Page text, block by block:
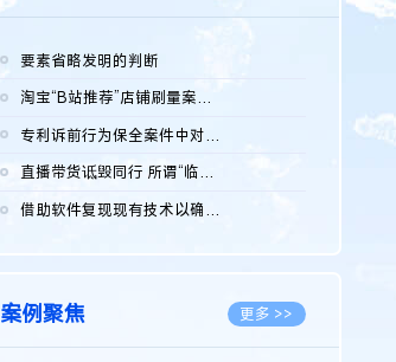
要素省略发明的判断
淘宝“B站推荐”店铺刷量案维持原判，两被告连带赔偿150万元
专利诉前行为保全案件中对仿制药申请人曾作出三类声明的考量及违...
直播带货诋毁同行 所谓“临场发挥”不免责
借助软件复现现有技术以确认相关参数特征是否被公开
案例聚焦 更多 >>